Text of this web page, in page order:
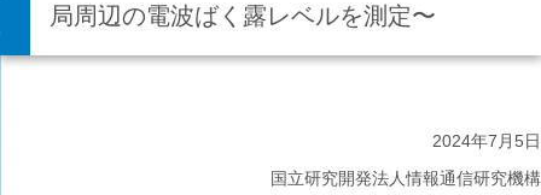
局周辺の電波ばく露レベルを測定〜
2024年7月5日
国立研究開発法人情報通信研究機構